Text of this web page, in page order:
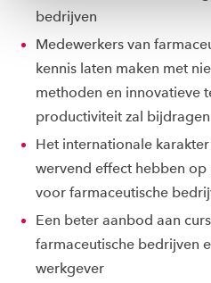
bedrijven
Medewerkers van
kennis laten maken met
methoden en innovatieve
productiviteit zal bijdragen
Het internationale
wervend effect hebben
voor farmaceutische
Een beter aanbod aan
farmaceutische bedrijven
werkgever